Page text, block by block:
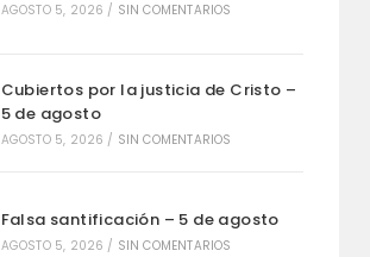
AGOSTO 5, 2026 / SIN COMENTARIOS
Cubiertos por la justicia de Cristo –
5 de agosto
AGOSTO 5, 2026 / SIN COMENTARIOS
Falsa santificación – 5 de agosto
AGOSTO 5, 2026 / SIN COMENTARIOS